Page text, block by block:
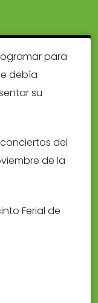
para
debía
su
del
de la
Ferial de